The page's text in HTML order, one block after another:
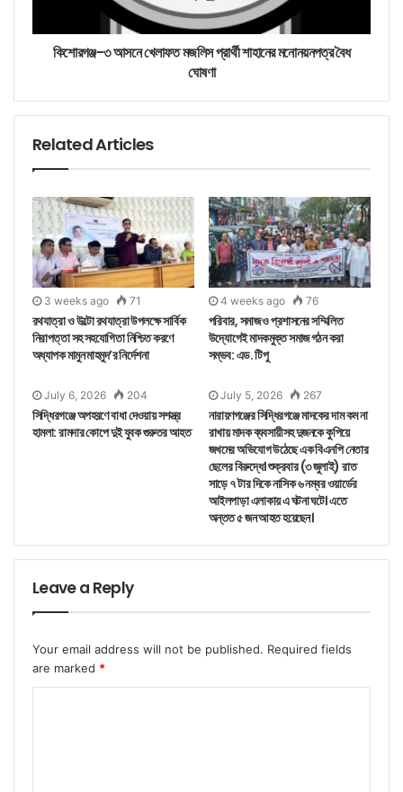
কিশোরগঞ্জ-৩ আসনে খেলাফত মজলিস প্রার্থী শাহানের মনোনয়নপত্র বৈধ
ঘোষণা
Related Articles
3 weeks ago 71
রথযাত্রা ও উল্টো রথযাত্রা উপলক্ষে সার্বিক
নিরাপত্তা সহ সহযোগিতা নিশ্চিত করণে
অধ্যাপক মামুন মাহমুদ’র নির্দেশনা
4 weeks ago 76
পরিবার, সমাজ ও প্রশাসনের সম্মিলিত
উদ্যোগেই মাদকমুক্ত সমাজ গঠন করা
সম্ভব: এড. টিপু
July 6, 2026 204
সিদ্ধিরগঞ্জে অপহরণে বাধা দেওয়ায় সশস্ত্র
হামলা: রামদার কোপে দুই যুবক গুরুতর আহত
July 5, 2026 267
নারায়ণগঞ্জের সিদ্ধিরগঞ্জে মাদকের দাম কম না
রাখায় মাদক ব্যবসায়ীসহ দুজনকে কুপিয়ে
জখমের অভিযোগ উঠেছে এক বিএনপি নেতার
ছেলের বিরুদ্ধে। শুক্রবার (৩ জুলাই) রাত
সাড়ে ৭ টার দিকে নাসিক ৬ নম্বর ওয়ার্ডের
আইলপাড়া এলাকায় এ ঘটনা ঘটে। এতে
অন্তত ৫ জন আহত হয়েছেন।
Leave a Reply
Your email address will not be published. Required fields
are marked *